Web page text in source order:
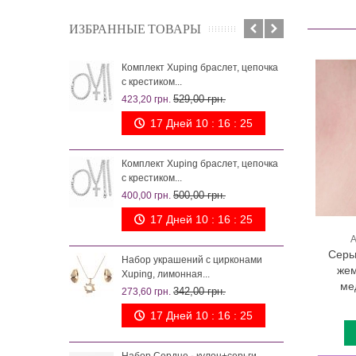
ИЗБРАННЫЕ ТОВАРЫ
Комплект Xuping браслет, цепочка
с крестиком...
423,20 грн. 529,00 грн.
17 Дней 10 : 16 : 24
Комплект Xuping браслет, цепочка
с крестиком...
400,00 грн. 500,00 грн.
17 Дней 10 : 16 : 24
Набор украшений с цирконами
Xuping, лимонная...
273,60 грн. 342,00 грн.
17 Дней 10 : 16 : 24